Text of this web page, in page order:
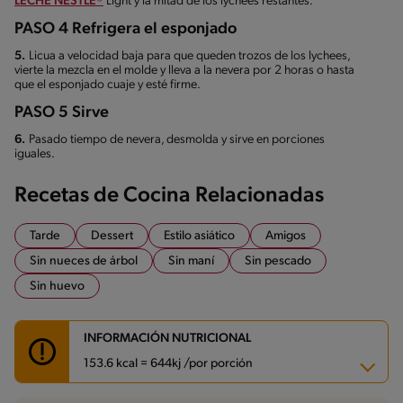
PASO 4 Refrigera el esponjado
5. Licua a velocidad baja para que queden trozos de los lychees,
vierte la mezcla en el molde y lleva a la nevera por 2 horas o hasta
que el esponjado cuaje y esté firme.
PASO 5 Sirve
6. Pasado tiempo de nevera, desmolda y sirve en porciones
iguales.
Recetas de Cocina Relacionadas
Tarde Dessert Estilo asiático
Amigos
Sin nueces de árbol
Sin maní
Sin pescado
Sin huevo
INFORMACIÓN NUTRICIONAL
153.6 kcal = 644kj /por porción